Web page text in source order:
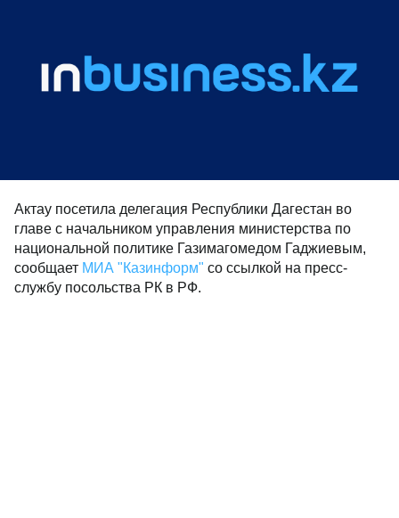
Актау посетила делегация Республики Дагестан во
главе с начальником управления министерства по
национальной политике Газимагомедом Гаджиевым,
сообщает МИА "Казинформ" со ссылкой на пресс-
службу посольства РК в РФ.